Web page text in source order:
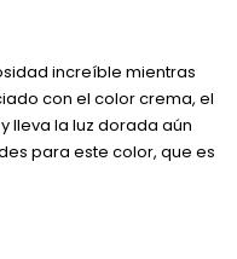
increíble mientras
con el color crema, el
lleva la luz dorada aún
para este color, que es